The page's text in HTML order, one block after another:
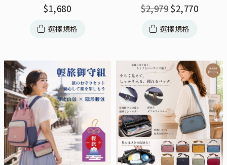
$1,680
選擇規格
$2,979 $2,770
選擇規格